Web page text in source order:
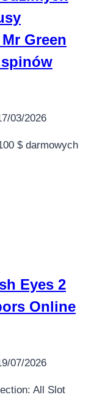
Green
03/2026
$ darmowych
Eyes 2
Online
07/2026
All Slot